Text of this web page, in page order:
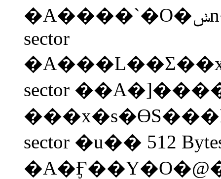
�A����`�O�ݭn�x�s���a�I�J�M�w�ЬO�Ψ��x�s��ƪ��A�Q���M���A��ƴN�����g�J�w�аաI���ڭ̴���w�Ъ��̤p�x�s���O
sector
sector ��A�]����
sector �u�� 512